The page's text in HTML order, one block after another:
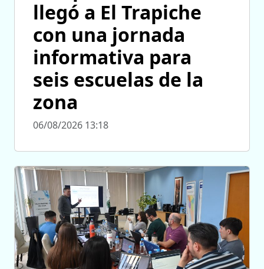
llegó a El Trapiche
con una jornada
informativa para
seis escuelas de la
zona
06/08/2026 13:18